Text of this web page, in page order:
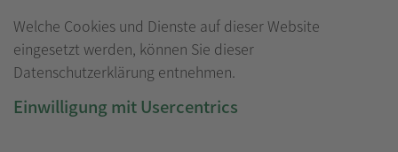
Welche Cookies und Dienste auf dieser Website
eingesetzt werden, können Sie dieser
Datenschutzerklärung entnehmen.
Einwilligung mit Usercentrics